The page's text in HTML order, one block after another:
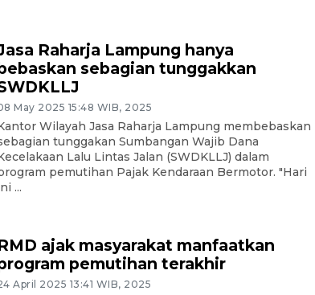
Raharja Lampung hanya
sebagian tunggakkan
May 2025 15:48 WIB, 2025
Wilayah Jasa Raharja Lampung membebaskan
tunggakan Sumbangan Wajib Dana
Lalu Lintas Jalan (SWDKLLJ) dalam
pemutihan Pajak Kendaraan Bermotor. "Hari
...
ajak masyarakat manfaatkan
pemutihan terakhir
April 2025 13:41 WIB, 2025